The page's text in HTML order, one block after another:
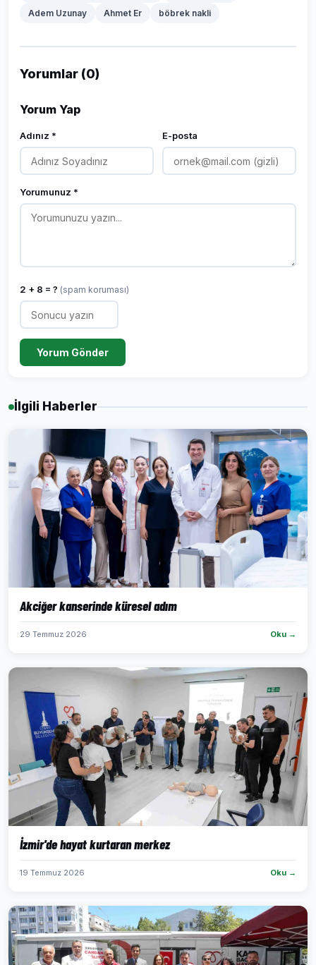
Adem Uzunay Ahmet Er böbrek nakli
Yorumlar (0)
Yorum Yap
Adınız * E-posta
Yorumunuz *
2 + 8 = ? (spam koruması)
Yorum Gönder
İlgili Haberler
Akciğer kanserinde küresel adım
29 Temmuz 2026 Oku →
İzmir'de hayat kurtaran merkez
19 Temmuz 2026 Oku →